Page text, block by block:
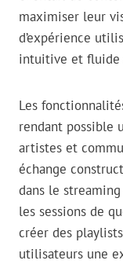
maximiser leur
d’expérience
intuitive et fluide
Les
rendant possible
artistes et
échange
dans le
les sessions de
créer des
utilisateurs une